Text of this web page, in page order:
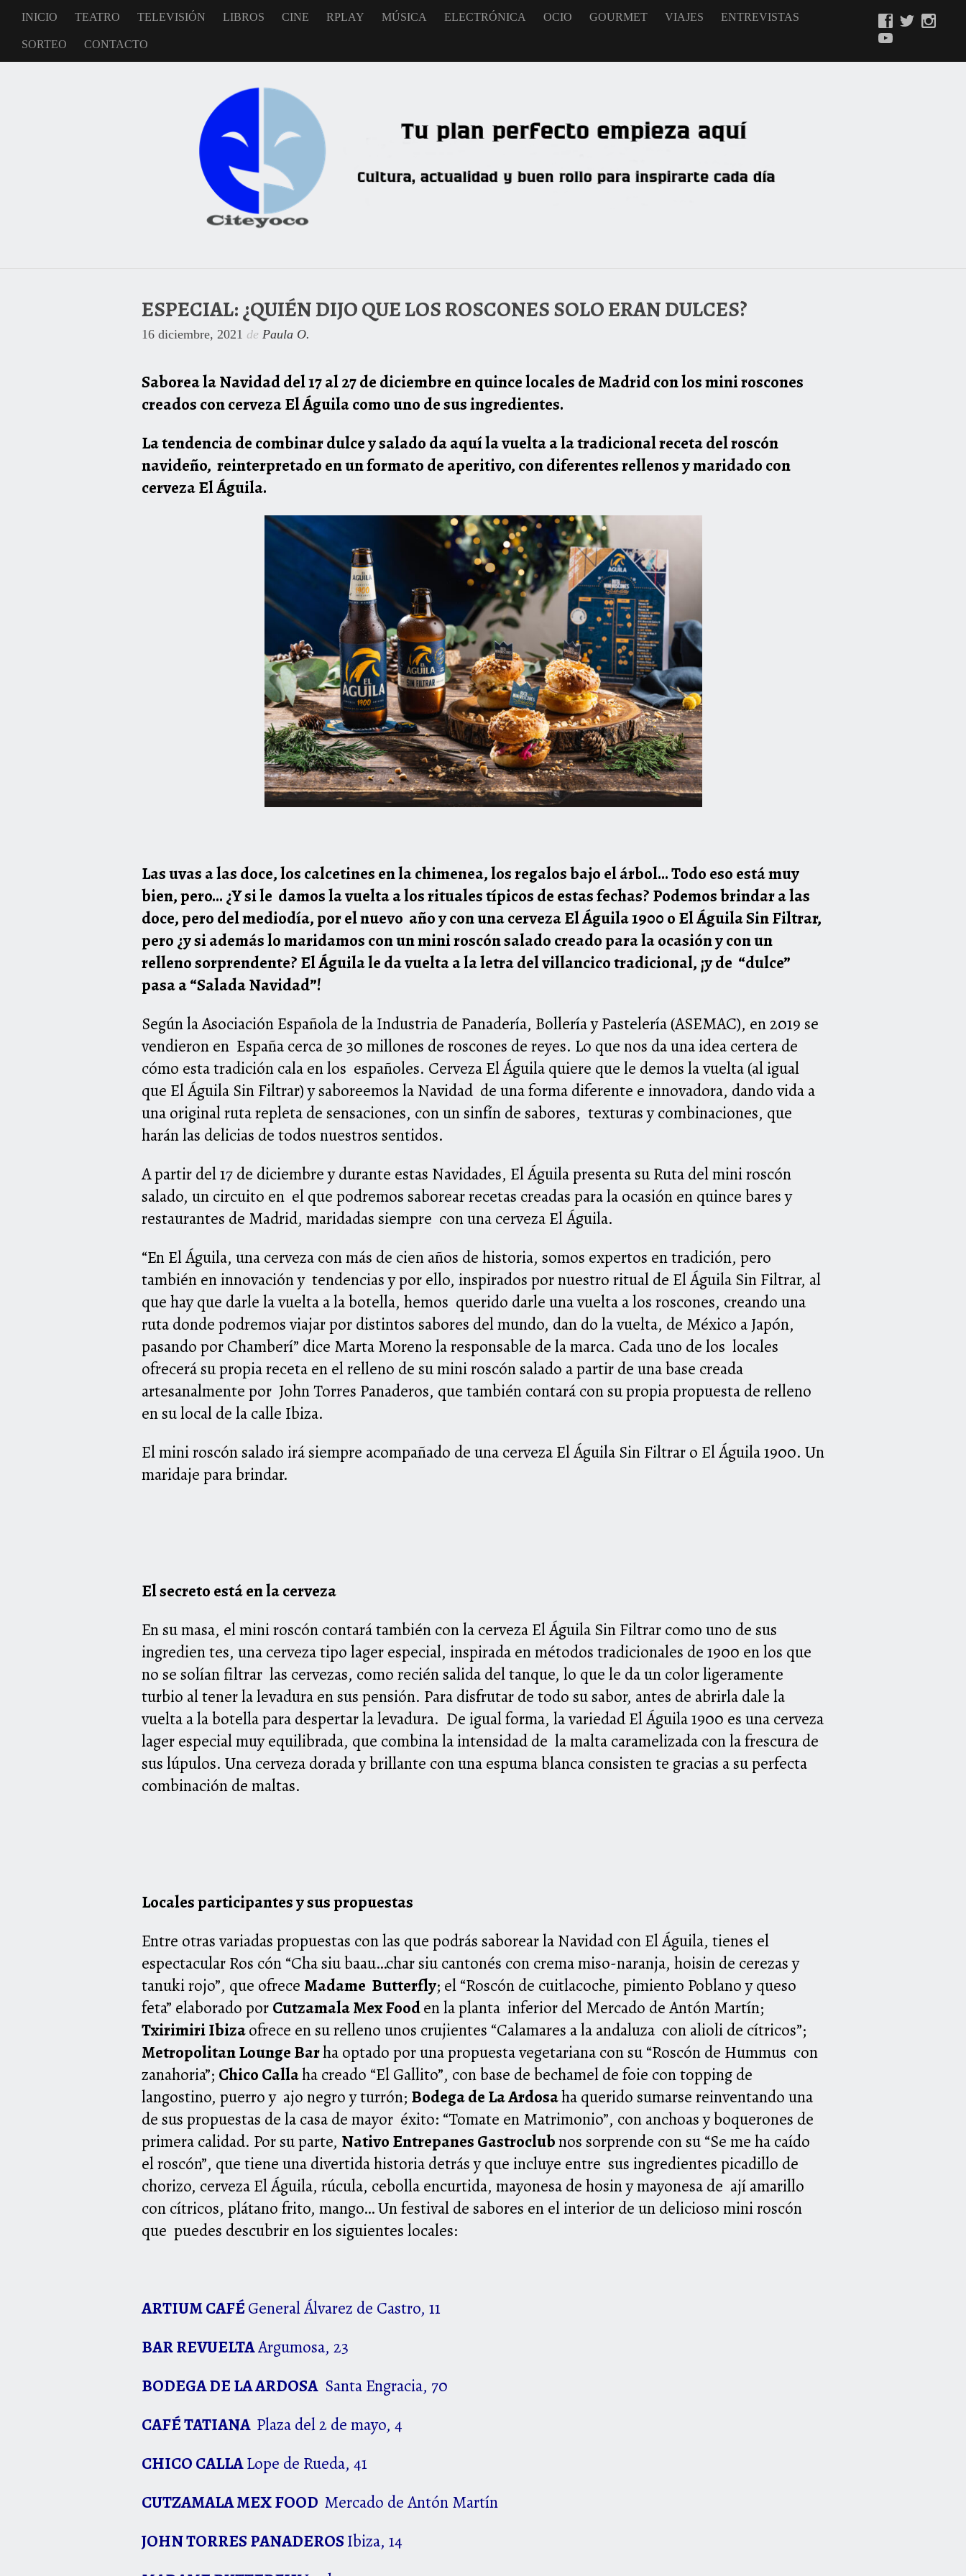
INICIO TEATRO TELEVISIÓN LIBROS CINE RPLAY MÚSICA ELECTRÓNICA OCIO GOURMET VIAJES ENTREVISTAS
SORTEO CONTACTO
ESPECIAL: ¿QUIÉN DIJO QUE LOS ROSCONES SOLO ERAN DULCES?
16 diciembre, 2021 de Paula O.
Saborea la Navidad del 17 al 27 de diciembre en quince locales de Madridcon los mini roscones
creados con cerveza El Águila como uno de sus ingredientes.
La tendencia de combinar dulce y salado da aquí la vuelta a la tradicional receta del roscón
navideño, reinterpretado en un formato de aperitivo, con diferentes rellenos y maridado con
cerveza El Águila.
Las uvas a las doce, los calcetines en la chimenea, los regalos bajo el árbol… Todo eso está muy
bien, pero… ¿Y si le damos la vuelta a los rituales típicos de estas fechas? Podemos brindar a las
doce, pero del mediodía, por el nuevo año y con una cerveza El Águila 1900 o El Águila Sin Filtrar,
pero ¿y si además lo maridamos con un mini roscón salado creado para la ocasión y con un
relleno sorprendente? El Águila le da vuelta a la letra del villancico tradicional, ¡y de “dulce”
pasa a “Salada Navidad”!
Según la Asociación Española de la Industria de Panadería, Bollería y Pastelería (ASEMAC), en 2019 se
vendieron en España cerca de 30 millones de roscones de reyes. Lo que nos da una idea certera de
cómo esta tradición cala en los españoles. Cerveza El Águila quiere que le demos la vuelta (al igual
que El Águila Sin Filtrar) y saboreemos la Navidad de una forma diferente e innovadora, dando vida a
una original ruta repleta de sensaciones, con un sinfín de sabores, texturas y combinaciones, que
harán las delicias de todos nuestros sentidos.
A partir del 17 de diciembre y durante estas Navidades, El Águila presenta su Ruta del mini roscón
salado, un circuito en el que podremos saborear recetas creadas para la ocasión en quince bares y
restaurantes de Madrid, maridadas siempre con una cerveza El Águila.
“En El Águila, una cerveza con más de cien años de historia, somos expertos en tradición, pero
también en innovación y tendencias y por ello, inspirados por nuestro ritual de El Águila Sin Filtrar, al
que hay que darle la vuelta a la botella, hemos querido darle una vuelta a los roscones, creando una
ruta donde podremos viajar por distintos sabores del mundo, dan do la vuelta, de México a Japón,
pasando por Chamberí” dice Marta Moreno la responsable de la marca. Cada uno de los locales
ofrecerá su propia receta en el relleno de su mini roscón salado a partir de una base creada
artesanalmente por John Torres Panaderos, que también contará con su propia propuesta de relleno
en su local de la calle Ibiza.
El mini roscón salado irá siempre acompañado de una cerveza El Águila Sin Filtrar o El Águila 1900. Un
maridaje para brindar.
El secreto está en la cerveza
En su masa, el mini roscón contará también con la cerveza El Águila Sin Filtrar como uno de sus
ingredien tes, una cerveza tipo lager especial, inspirada en métodos tradicionales de 1900 en los que
no se solían filtrar las cervezas, como recién salida del tanque, lo que le da un color ligeramente
turbio al tener la levadura en sus pensión. Para disfrutar de todo su sabor, antes de abrirla dale la
vuelta a la botella para despertar la levadura. De igual forma, la variedad El Águila 1900 es una cerveza
lager especial muy equilibrada, que combina la intensidad de la malta caramelizada con la frescura de
sus lúpulos. Una cerveza dorada y brillante con una espuma blanca consisten te gracias a su perfecta
combinación de maltas.
Locales participantes y sus propuestas
Entre otras variadas propuestas con las que podrás saborear la Navidad con El Águila, tienes el
espectacular Ros cón “Cha siu baau…char siu cantonés con crema miso-naranja, hoisin de cerezas y
tanuki rojo”, que ofreceMadame Butterfly; el “Roscón de cuitlacoche, pimiento Poblano y queso
feta” elaborado porCutzamala Mex Fooden la planta inferior del Mercado de Antón Martín;
Txirimiri Ibizaofrece en su relleno unos crujientes “Calamares a la andaluza con alioli de cítricos”;
Metropolitan Lounge Barha optado por una propuesta vegetariana con su “Roscón de Hummus con
zanahoria”; Chico Callaha creado “El Gallito”, con base de bechamel de foie con topping de
langostino, puerro y ajo negro y turrón; Bodega de La Ardosaha querido sumarse reinventando una
de sus propuestas de la casa de mayor éxito: “Tomate en Matrimonio”, con anchoas y boquerones de
primera calidad. Por su parte, Nativo Entrepanes Gastroclubnos sorprende con su “Se me ha caído
el roscón”, que tiene una divertida historia detrás y que incluye entre sus ingredientes picadillo de
chorizo, cerveza El Águila, rúcula, cebolla encurtida, mayonesa de hosin y mayonesa de ají amarillo
con cítricos, plátano frito, mango… Un festival de sabores en el interior de un delicioso mini roscón
que puedes descubrir en los siguientes locales:
ARTIUM CAFÉGeneral Álvarez de Castro, 11
BAR REVUELTAArgumosa, 23
BODEGA DE LA ARDOSA Santa Engracia, 70
CAFÉ TATIANA Plaza del 2 de mayo, 4
CHICO CALLALope de Rueda, 41
CUTZAMALA MEX FOOD Mercado de Antón Martín
JOHN TORRES PANADEROSIbiza, 14